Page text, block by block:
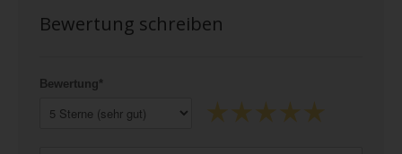
Bewertung schreiben
Bewertung*